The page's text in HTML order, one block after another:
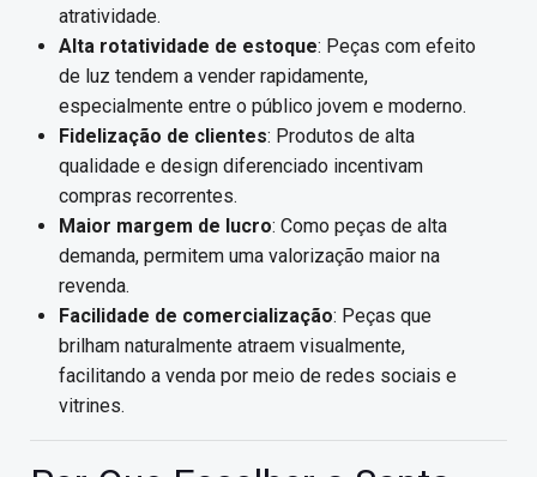
atratividade.
Alta rotatividade de estoque: Peças com efeito
de luz tendem a vender rapidamente,
especialmente entre o público jovem e moderno.
Fidelização de clientes: Produtos de alta
qualidade e design diferenciado incentivam
compras recorrentes.
Maior margem de lucro: Como peças de alta
demanda, permitem uma valorização maior na
revenda.
Facilidade de comercialização: Peças que
brilham naturalmente atraem visualmente,
facilitando a venda por meio de redes sociais e
vitrines.